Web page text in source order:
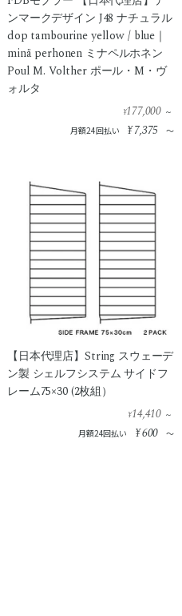
ンマークデザイン J48 ナチュラル
dop tambourine yellow / blue｜
minä perhonen ミナペルホネン
Poul M. Volther ポール・M・ヴ
ォルタ
¥177,000 ～
月額24回払い ¥7,375 ～
【日本代理店】String スウェーデ
ン製 シェルフシステム サイドフ
レーム75×30 (2枚組）
¥14,410 ～
月額24回払い ¥600 ～